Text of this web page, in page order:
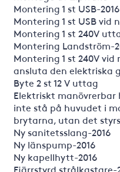
Montering 1 st USB-2016
Montering 1 st USB vid
Montering 1 st 240V
Montering Landström-
Montering 1 st 240V
ansluta den elektriska
Byte 2 st 12 V uttag
Elektriskt
inte stå på huvudet i
brytarna, utan det
Ny sanitetsslang-2016
Ny länspump-2016
Ny kapellhytt-2016
Fjärrstyrd strålkastare-